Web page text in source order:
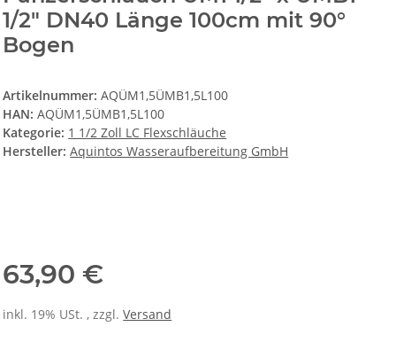
1/2" DN40 Länge 100cm mit 90°
Bogen
Artikelnummer:AQÜM1,5ÜMB1,5L100
HAN: AQÜM1,5ÜMB1,5L100
Kategorie: 1 1/2 Zoll LC Flexschläuche
Hersteller: Aquintos Wasseraufbereitung GmbH
63,90 €
inkl. 19% USt. , zzgl.Versand